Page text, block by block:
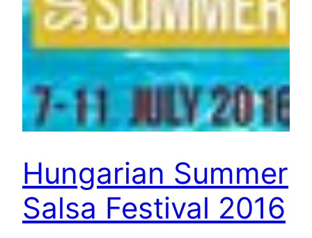
Hungarian Summer
Salsa Festival 2016